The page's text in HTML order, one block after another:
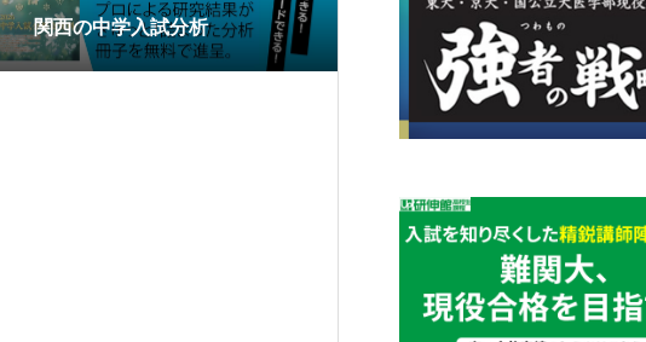
関西の中学入試分析